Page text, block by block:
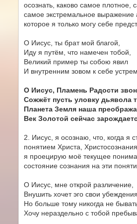
осознать, каково самое плотное,
самое экстремальное выражение
которое я только могу себе
О Иисус, ты брат мой благой,
Иду я путём, что намечен тобой,
Великий пример ты собою явил
И внутренним зовом к себе
О Иисус, Пламень Радости
Сожжёт пусть уловку дьявола
Планета Земля наша
Век Золотой сейчас
2. Иисус, я осознаю, что, когда я
понятием Христа,
я проецирую моё текущее
состояние сознания на эти
О Иисус, мне открой различение,
Внушить хочет эго свои убеждения.
Но больше тому никогда не
Хочу нераздельно с тобой